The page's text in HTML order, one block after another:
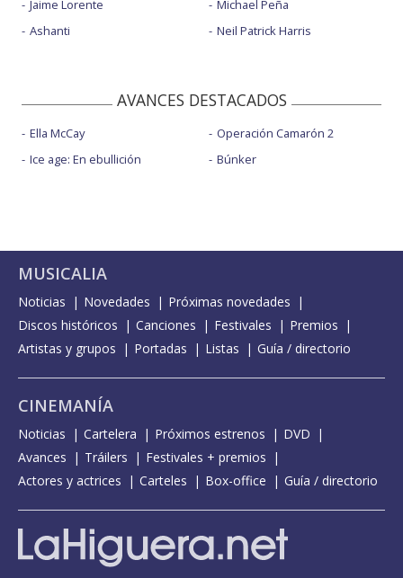
Jaime Lorente
Ashanti
Michael Peña
Neil Patrick Harris
AVANCES DESTACADOS
Ella McCay
Ice age: En ebullición
Operación Camarón 2
Búnker
MUSICALIA
Noticias Novedades
Próximas novedades
Discos históricos
Canciones Festivales
Premios
Artistas y grupos
Portadas Listas Guía / directorio
CINEMANÍA
Noticias Cartelera Próximos estrenos
DVD
Avances
Tráilers
Festivales + premios
Actores y actrices
Carteles Box-office Guía / directorio